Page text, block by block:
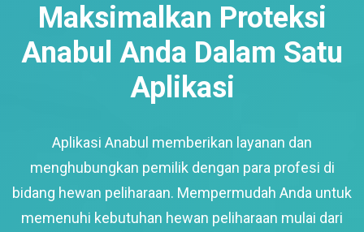
Maksimalkan Proteksi
Anabul Anda Dalam Satu
Aplikasi
Aplikasi Anabul memberikan layanan dan
menghubungkan pemilik dengan para profesi di
bidang hewan peliharaan. Mempermudah Anda untuk
memenuhi kebutuhan hewan peliharaan mulai dari